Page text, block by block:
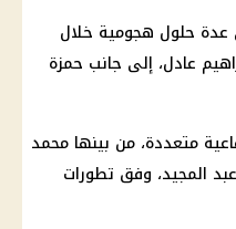
عدة حلول هجومية خلال
عادل، إلى جانب حمزة
متعددة، من بينها محمد
المجيد، وفق تطورات